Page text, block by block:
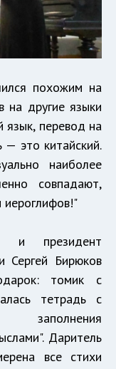
похожим на
на другие языки
язык, перевод на
это китайский.
наиболее
совпадают,
иероглифов!"
и президент
Сергей Бирюков
томик с
тетрадь с
заполнения
Даритель
все стихи